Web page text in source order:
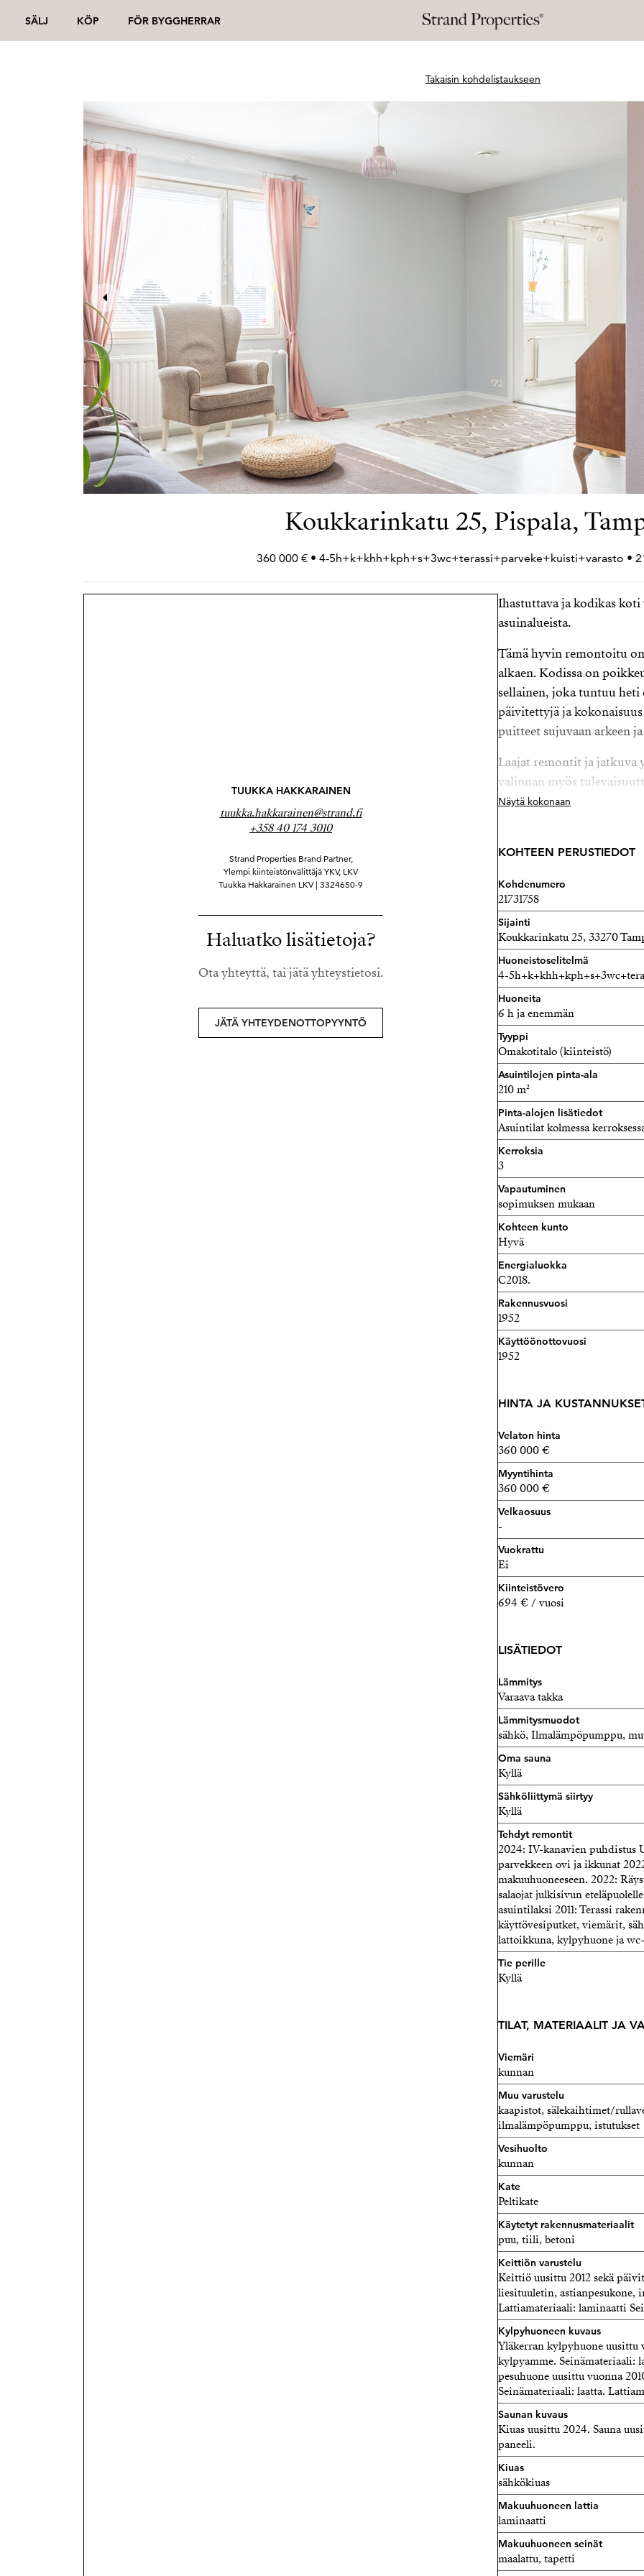
SÄLJ KÖP FÖR BYGGHERRAR
Takaisin kohdelistaukseen
Koukkarinkatu 25, Pispala,
360 000 € • 4-5h+k+khh+kph+s+3wc+terassi+parveke+kuisti+varasto •
TUUKKA HAKKARAINEN
tuukka.hakkarainen@strand.fi
+358 40 174 3010
Strand Properties Brand Partner,
Ylempi kiinteistönvälittäjä YKV, LKV
Tuukka Hakkarainen LKV | 3324650-9
Haluatko lisätietoja?
Ota yhteyttä, tai jätä yhteystietosi.
JÄTÄ YHTEYDENOTTOPYYNTÖ
Ihastuttava ja kodikas
asuinalueista.
Tämä hyvin remontoitu
alkaen. Kodissa on
sellainen, joka tuntuu
päivitettyjä ja
puitteet sujuvaan arkeen
Laajat remontit ja jatkuva
valinnan myös
kattavasti, ja
Kodissa yhdistyvät
elämään kuin etätyöhön
muassa varaava takka
yksityiskohta tukee
Sijainti Pispalassa on
miljööstään,
kodissa yhdistyvät
kaupungin palveluihin.
Oma tontti tuo asumiseen
tarjoaa viihtyisät puitteet
Koti vapautuu
joustavasti ilman pitkää
yhdistelmä sijaintia,
Tervetuloa ihastumaan –
Kysy lisätietoja välittäjältä.
Tuukka Hakkarainen
Ylempi
Strand Properties Brand
040 174 3010 –
Näytä kokonaan
KOHTEEN PERUSTIEDOT
Kohdenumero
21731758
Sijainti
Koukkarinkatu 25, 33270
Huoneistoselitelmä
4-
Huoneita
6 h ja enemmän
Tyyppi
Omakotitalo (kiinteistö)
Asuintilojen pinta-ala
210 m²
Pinta-alojen lisätiedot
Asuintilat kolmessa
Kerroksia
3
Vapautuminen
sopimuksen mukaan
Kohteen kunto
Hyvä
Energialuokka
C2018.
Rakennusvuosi
1952
Käyttöönottovuosi
1952
HINTA JA
Velaton hinta
360 000 €
Myyntihinta
360 000 €
Velkaosuus
-
Vuokrattu
Ei
Kiinteistövero
694 € / vuosi
LISÄTIEDOT
Lämmitys
Varaava takka
Lämmitysmuodot
sähkö, Ilmalämpöpumppu,
Oma sauna
Kyllä
Sähköliittymä siirtyy
Kyllä
Tehdyt remontit
2024: IV-kanavien puhdistus
parvekkeen ovi ja ikkunat
makuuhuoneeseen. 2022:
salaojat julkisivun
asuintilaksi 2011: Terassi
käyttövesiputket, viemärit,
lattoikkuna, kylpyhuone ja
Tie perille
Kyllä
TILAT, MATERIAALIT JA
Viemäri
kunnan
Muu varustelu
kaapistot, sälekaihtimet/
ilmalämpöpumppu, istutukset
Vesihuolto
kunnan
Kate
Peltikate
Käytetyt rakennusmateriaalit
puu, tiili, betoni
Keittiön varustelu
Keittiö uusittu 2012 sekä
liesituuletin, astianpesukone,
Lattiamateriaali: laminaatti
Kylpyhuoneen kuvaus
Yläkerran kylpyhuone uusittu
kylpyamme. Seinämateriaali:
pesuhuone uusittu vuonna
Seinämateriaali: laatta.
Saunan kuvaus
Kiuas uusittu 2024. Sauna
paneeli.
Kiuas
sähkökiuas
Makuuhuoneen lattia
laminaatti
Makuuhuoneen seinät
maalattu, tapetti